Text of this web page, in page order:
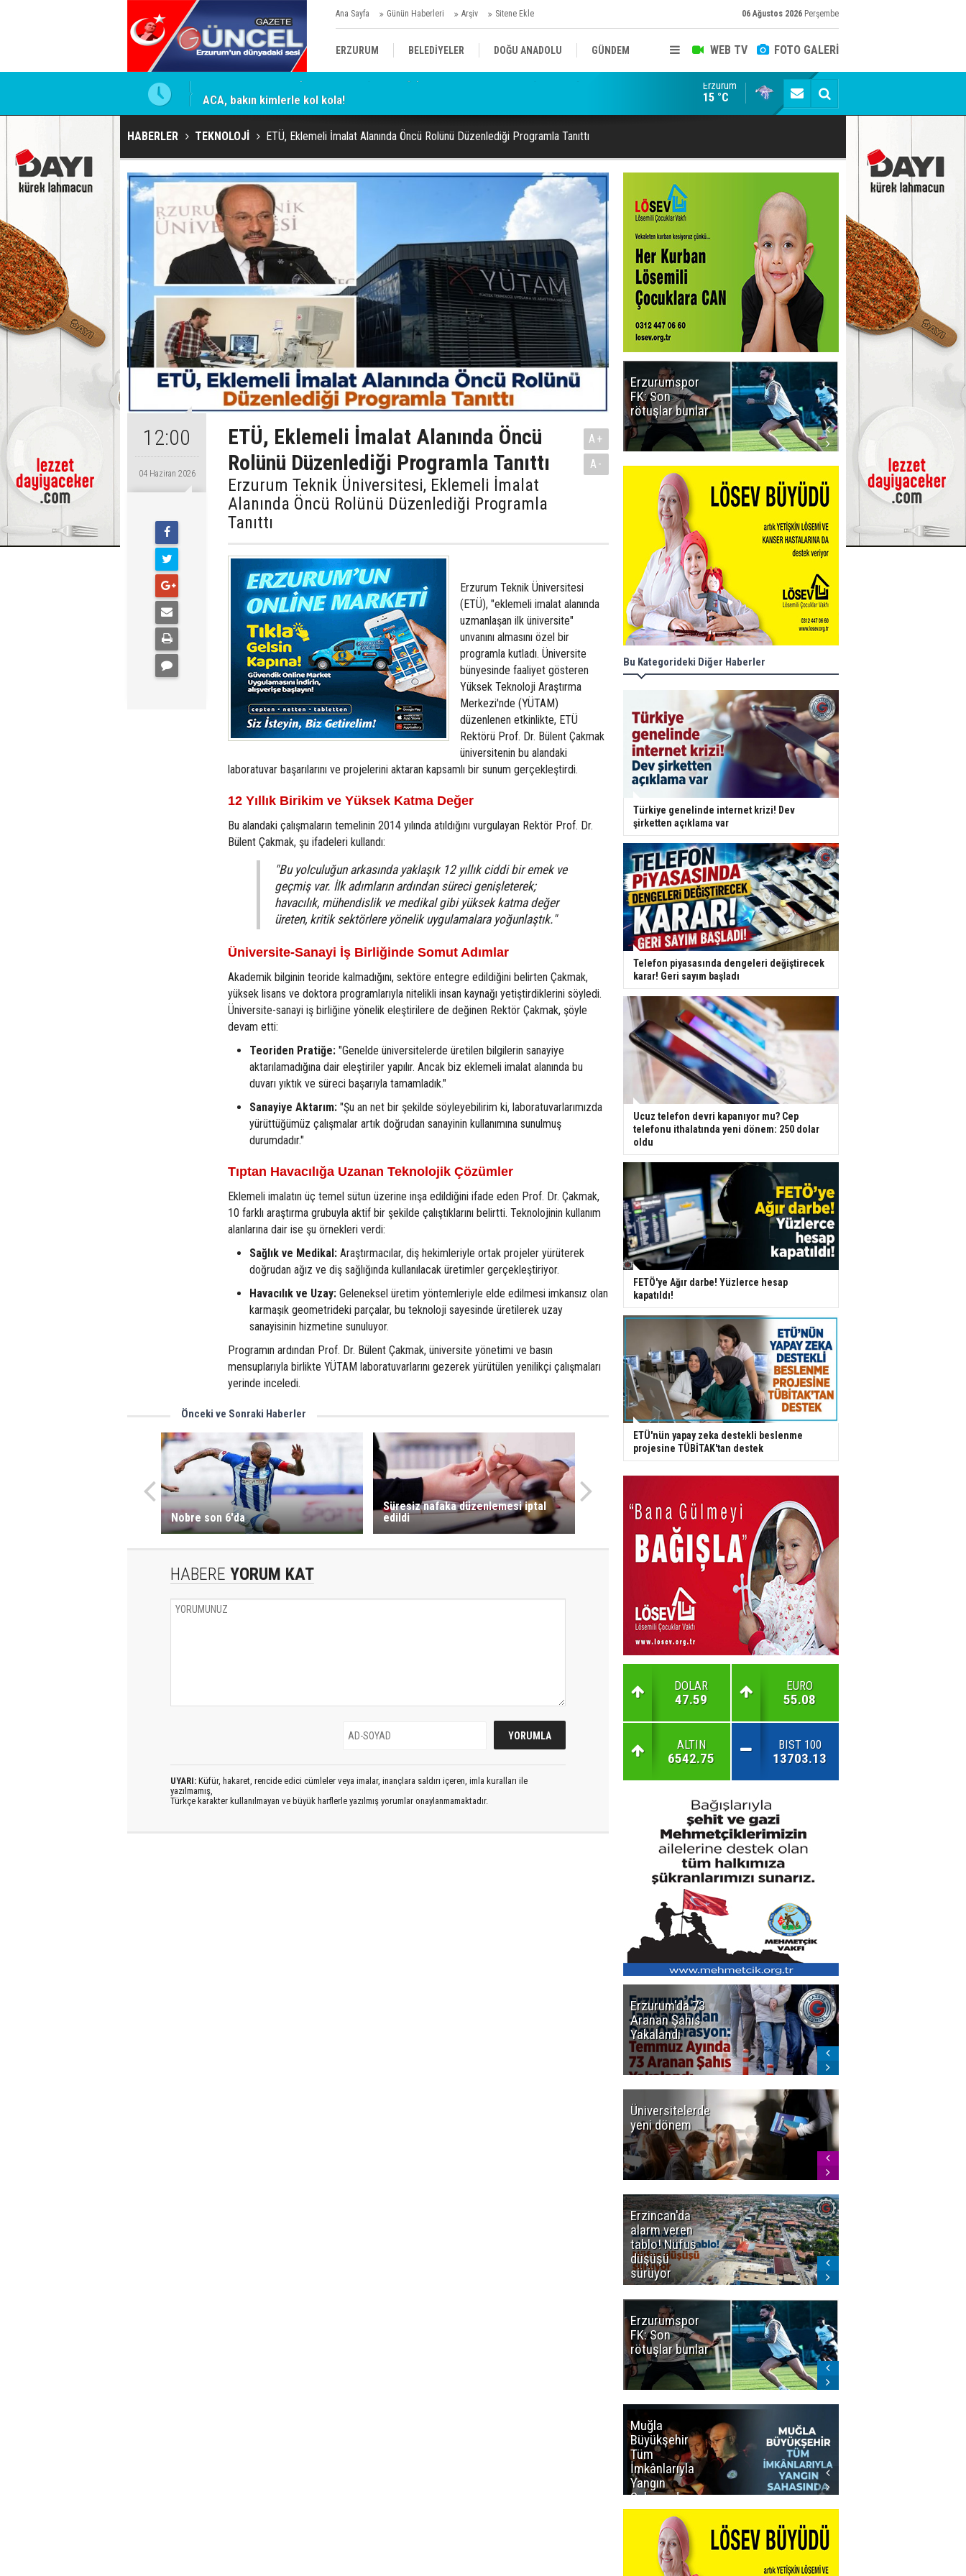
Ana Sayfa Günün Haberleri Arşiv Sitene Ekle 06 Ağustos 2026 Perşembe
WEB TV FOTO GALERİ
ERZURUM BELEDİYELER DOĞU ANADOLU GÜNDEM
KÜLTÜR/SANAT//MAĞAZİN BODRUM
için firmaya resmi talimat ACA, bakın kimlerle kol kola! Erzurumspor FK: Son rötuşlar bunlar
Erzurum
15 °C
HABERLER TEKNOLOJİ ETÜ, Eklemeli İmalat Alanında Öncü Rolünü Düzenlediği Programla Tanıttı
12:00
04 Haziran 2026
ETÜ, Eklemeli İmalat Alanında Öncü
Rolünü Düzenlediği Programla Tanıttı
Erzurum Teknik Üniversitesi, Eklemeli İmalat
Alanında Öncü Rolünü Düzenlediği Programla
Tanıttı
A+
A-
Erzurum Teknik Üniversitesi
(ETÜ), "eklemeli imalat alanında
uzmanlaşan ilk üniversite"
unvanını almasını özel bir
programla kutladı. Üniversite
bünyesinde faaliyet gösteren
Yüksek Teknoloji Araştırma
Merkezi'nde (YÜTAM)
düzenlenen etkinlikte, ETÜ
Rektörü Prof. Dr. Bülent Çakmak
üniversitenin bu alandaki
laboratuvar başarılarını ve projelerini aktaran kapsamlı bir sunum gerçekleştirdi.
12 Yıllık Birikim ve Yüksek Katma Değer
Bu alandaki çalışmaların temelinin 2014 yılında atıldığını vurgulayan Rektör Prof. Dr.
Bülent Çakmak, şu ifadeleri kullandı:
"Bu yolculuğun arkasında yaklaşık 12 yıllık ciddi bir emek ve
geçmiş var. İlk adımların ardından süreci genişleterek;
havacılık, mühendislik ve medikal gibi yüksek katma değer
üreten, kritik sektörlere yönelik uygulamalara yoğunlaştık."
Üniversite-Sanayi İş Birliğinde Somut Adımlar
Akademik bilginin teoride kalmadığını, sektöre entegre edildiğini belirten Çakmak,
yüksek lisans ve doktora programlarıyla nitelikli insan kaynağı yetiştirdiklerini söyledi.
Üniversite-sanayi iş birliğine yönelik eleştirilere de değinen Rektör Çakmak, şöyle
devam etti:
Teoriden Pratiğe: "Genelde üniversitelerde üretilen bilgilerin sanayiye
aktarılamadığına dair eleştiriler yapılır. Ancak biz eklemeli imalat alanında bu
duvarı yıktık ve süreci başarıyla tamamladık."
Sanayiye Aktarım: "Şu an net bir şekilde söyleyebilirim ki, laboratuvarlarımızda
yürüttüğümüz çalışmalar artık doğrudan sanayinin kullanımına sunulmuş
durumdadır."
Tıptan Havacılığa Uzanan Teknolojik Çözümler
Eklemeli imalatın üç temel sütun üzerine inşa edildiğini ifade eden Prof. Dr. Çakmak,
10 farklı araştırma grubuyla aktif bir şekilde çalıştıklarını belirtti. Teknolojinin kullanım
alanlarına dair ise şu örnekleri verdi:
Sağlık ve Medikal: Araştırmacılar, diş hekimleriyle ortak projeler yürüterek
doğrudan ağız ve diş sağlığında kullanılacak üretimler gerçekleştiriyor.
Havacılık ve Uzay: Geleneksel üretim yöntemleriyle elde edilmesi imkansız olan
karmaşık geometrideki parçalar, bu teknoloji sayesinde üretilerek uzay
sanayisinin hizmetine sunuluyor.
Programın ardından Prof. Dr. Bülent Çakmak, üniversite yönetimi ve basın
mensuplarıyla birlikte YÜTAM laboratuvarlarını gezerek yürütülen yenilikçi çalışmaları
yerinde inceledi.
Önceki ve Sonraki Haberler
Nobre son 6'da
Süresiz nafaka düzenlemesi iptal
edildi
HABERE YORUM KAT
UYARI: Küfür, hakaret, rencide edici cümleler veya imalar, inançlara saldırı içeren, imla kuralları ile
yazılmamış,
Türkçe karakter kullanılmayan ve büyük harflerle yazılmış yorumlar onaylanmamaktadır.
Erzurumspor
FK: Son
rötuşlar bunlar
Bu Kategorideki Diğer Haberler
Türkiye genelinde internet krizi! Dev
şirketten açıklama var
Telefon piyasasında dengeleri değiştirecek
karar! Geri sayım başladı
Ucuz telefon devri kapanıyor mu? Cep
telefonu ithalatında yeni dönem: 250 dolar
oldu
FETÖ'ye Ağır darbe! Yüzlerce hesap
kapatıldı!
ETÜ'nün yapay zeka destekli beslenme
projesine TÜBİTAK'tan destek
DOLAR
47.59
EURO
55.08
ALTIN
6542.75
BIST 100
13703.13
Erzurum'da 73
Aranan Şahıs
Yakalandı
Üniversitelerde
yeni dönem
Erzincan'da
alarm veren
tablo! Nüfus
düşüşü
sürüyor
Erzurumspor
FK: Son
rötuşlar bunlar
Muğla
Büyükşehir
Tüm
İmkânlarıyla
Yangın
Sahasında